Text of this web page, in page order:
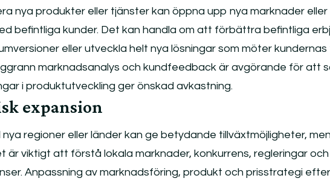
nya produkter eller tjänster kan öppna upp nya marknader
befintliga kunder. Det kan handla om att förbättra befintliga
eller utveckla helt nya lösningar som möter
marknadsanalys och kundfeedback är avgörande för att
i produktutveckling ger önskad avkastning.
expansion
nya regioner eller länder kan ge betydande tillväxtmöjligheter,
är viktigt att förstå lokala marknader, konkurrens, regleringar och
Anpassning av marknadsföring, produkt och prisstrategi